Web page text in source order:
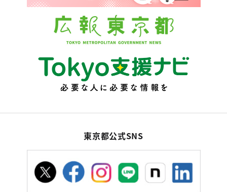
東京都公式SNS